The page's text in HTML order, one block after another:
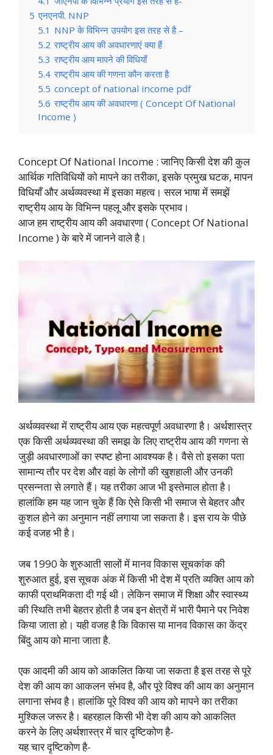
5 एनएनपी. NNP
5.1 NNP के विभिन्न उपयोग इस तरह से है –
5.2 राष्ट्रीय आय की अवधारणाएं क्या हैं
5.3 राष्ट्रीय आय मापने की विधियाँ
5.4 राष्ट्रीय आय की गणना कौन करता है
5.5 concept of national income pdf
5.6 राष्ट्रीय आय की अवधारणा ( Concept Of National
Income )
Concept Of National Income : जानिए किसी देश की कुल
आर्थिक गतिविधियों को मापने का तरीका, इसके प्रमुख घटक, मापन
विधियाँ और अर्थव्यवस्था में इसका महत्व। सरल भाषा में समझें
राष्ट्रीय आय के विभिन्न पहलू और इसके प्रभाव।
आज हम राष्ट्रीय आय की अवधारणा ( Concept Of National
Income ) के बारे में जानने वाले है।
अर्थव्यवस्था में राष्ट्रीय आय एक महत्वपूर्ण अवधारणा है। अर्थशास्त्र
एक किसी अर्थव्यवस्था की समझ के लिए राष्ट्रीय आय की गणना से
जुड़ी अवधारणाओं का स्पष्ट होना आवश्यक है। वैसे तो इसका पता
सामान्य तौर पर देश और वहां के लोगों की खुशहाली और उनकी
प्रसन्नता से लगाते हैं। यह तरीका आज भी इस्तेमाल होता है।
हालांकि हम यह जान चुके हैं कि ऐसे किसी भी समाज से बेहतर और
कुशल होने का अनुमान नहीं लगाया जा सकता है। इस राय के पीछे
कई वजह भी है।
जब 1990 के शुरुआती सालों में मानव विकास सूचकांक की
शुरुआत हुई, इस सूचक अंक में किसी भी देश में प्रति व्यक्ति आय को
काफी प्राथमिकता दी गई थी। लेकिन समाज में शिक्षा और स्वास्थ्य
की स्थिति तभी बेहतर होती है जब इन क्षेत्रों में भारी पैमाने पर निवेश
किया जाता हो। यही वजह है कि विकास या मानव विकास का केंद्र
बिंदु आय को माना जाता है.
एक आदमी की आय को आकलित किया जा सकता है इस तरह से पूरे
देश की आय का आकलन संभव है, और पूरे विश्व की आय का अनुमान
लगाना संभव है। हालांकि पूरे विश्व की आय को मापने का तरीका
मुश्किल जरूर है। बहरहाल किसी भी देश की आय को आकलित
करने के लिए अर्थशास्त्र में चार दृष्टिकोण है-
यह चार दृष्टिकोण है-